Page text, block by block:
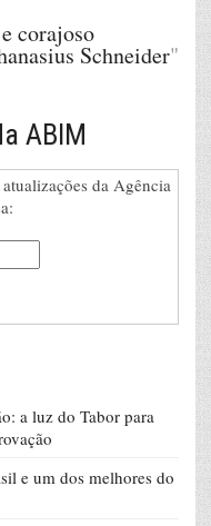
corajoso
Schneider"
ABIM
da Agência
a luz do Tabor para
e um dos melhores do